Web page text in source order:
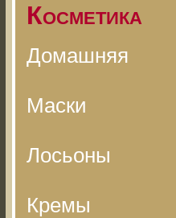
Косметика
Домашняя
Маски
Лосьоны
Кремы